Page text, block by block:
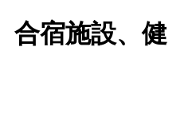
合宿施設、健